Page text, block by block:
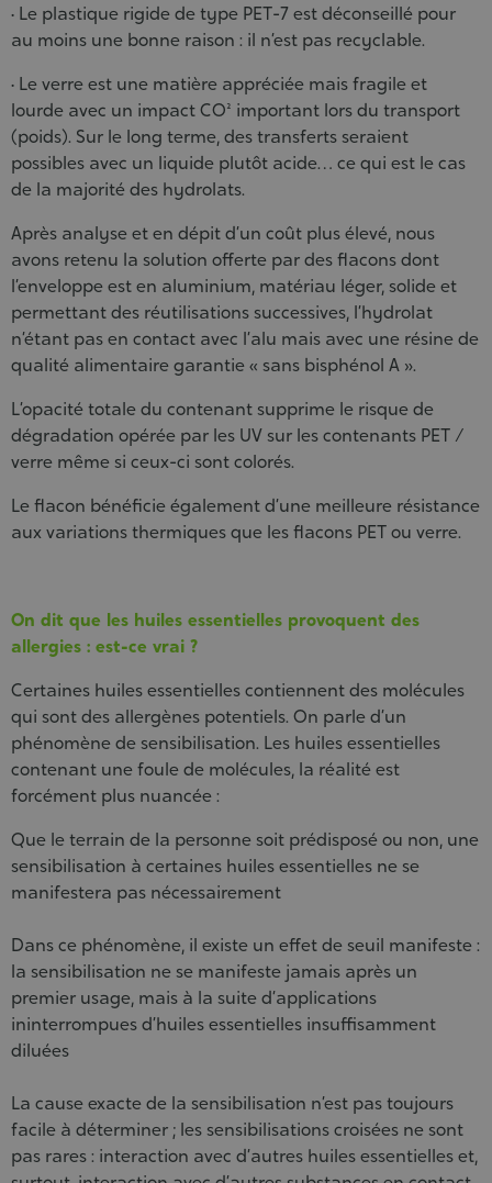
• Le plastique rigide de type PET-7 est déconseillé pour
au moins une bonne raison : il n’est pas recyclable.
• Le verre est une matière appréciée mais fragile et
lourde avec un impact CO² important lors du transport
(poids). Sur le long terme, des transferts seraient
possibles avec un liquide plutôt acide… ce qui est le cas
de la majorité des hydrolats.
Après analyse et en dépit d’un coût plus élevé, nous
avons retenu la solution offerte par des flacons dont
l’enveloppe est en aluminium, matériau léger, solide et
permettant des réutilisations successives, l’hydrolat
n’étant pas en contact avec l’alu mais avec une résine de
qualité alimentaire garantie « sans bisphénol A ».
L’opacité totale du contenant supprime le risque de
dégradation opérée par les UV sur les contenants PET /
verre même si ceux-ci sont colorés.
Le flacon bénéficie également d’une meilleure résistance
aux variations thermiques que les flacons PET ou verre.
On dit que les huiles essentielles provoquent des
allergies : est-ce vrai ?
Certaines huiles essentielles contiennent des molécules
qui sont des allergènes potentiels. On parle d’un
phénomène de sensibilisation. Les huiles essentielles
contenant une foule de molécules, la réalité est
forcément plus nuancée :
Que le terrain de la personne soit prédisposé ou non, une
sensibilisation à certaines huiles essentielles ne se
manifestera pas nécessairement
Dans ce phénomène, il existe un effet de seuil manifeste :
la sensibilisation ne se manifeste jamais après un
premier usage, mais à la suite d’applications
ininterrompues d’huiles essentielles insuffisamment
diluées
La cause exacte de la sensibilisation n’est pas toujours
facile à déterminer ; les sensibilisations croisées ne sont
pas rares : interaction avec d’autres huiles essentielles et,